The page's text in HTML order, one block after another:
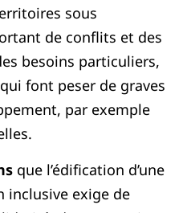
sous
de conflits et des
besoins particuliers,
font peser de graves
par exemple
que l’édification d’une
inclusive exige de